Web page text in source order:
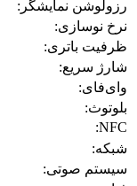
رزولوشن نمایشگر:
نرخ نوسازی:
ظرفیت باتری:
شارژ سریع:
وای‌فای:
بلوتوث:
NFC:
شبکه:
سیستم صوتی: